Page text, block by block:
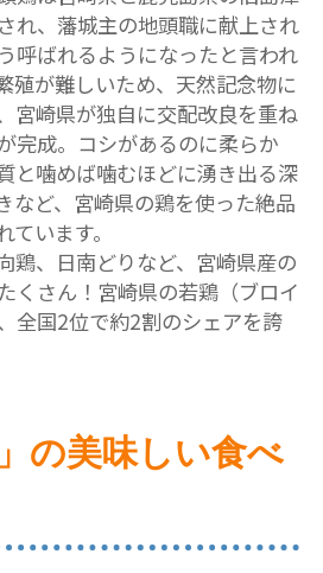
れ、藩城主の地頭職に献上され
呼ばれるようになったと言われ
殖が難しいため、天然記念物に
宮崎県が独自に交配改良を重ね
完成。コシがあるのに柔らか
と噛めば噛むほどに湧き出る深
など、宮崎県の鶏を使った絶品
います。
鶏、日南どりなど、宮崎県産の
くさん！宮崎県の若鶏（ブロイ
全国2位で約2割のシェアを誇
の美味しい食べ